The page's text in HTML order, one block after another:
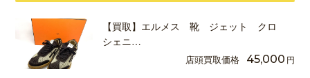
【買取】エルメス 靴 ジェット クロ
シェニ…
店頭買取価格 45,000 円